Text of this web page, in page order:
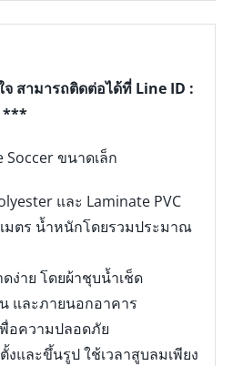
สามารถติดต่อได้ที่ Line ID :
***
ขนาดเล็ก
และ Laminate PVC
มตร น้ำหนักโดยรวมประมาณ
ง่าย โดยผ้าชุบน้ำเช็ด
และภายนอกอาคาร
อความปลอดภัย
งและขึ้นรูป ใช้เวลาสูบลมเพียง